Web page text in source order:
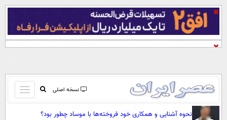
نسخه اصلی
باز
و
صفحه اول
نحوه آشنایی و همکاری خود فروخته‌ها با موساد چطور بود؟